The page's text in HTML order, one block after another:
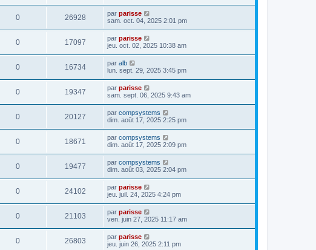
0 26928 par parisse
sam. oct. 04, 2025 2:01 pm
0 17097 par parisse
jeu. oct. 02, 2025 10:38 am
0 16734 par alb
lun. sept. 29, 2025 3:45 pm
0 19347 par parisse
sam. sept. 06, 2025 9:43 am
0 20127 par compsystems
dim. août 17, 2025 2:25 pm
0 18671 par compsystems
dim. août 17, 2025 2:09 pm
0 19477 par compsystems
dim. août 03, 2025 2:04 pm
0 24102 par parisse
jeu. juil. 24, 2025 4:24 pm
0 21103 par parisse
ven. juin 27, 2025 11:17 am
0 26803 par parisse
jeu. juin 26, 2025 2:11 pm